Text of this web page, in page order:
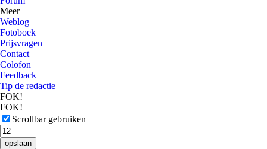
Meer
Weblog
Fotoboek
Prijsvragen
Contact
Colofon
Feedback
Tip de redactie
FOK!
FOK!
Scrollbar gebruiken
opslaan